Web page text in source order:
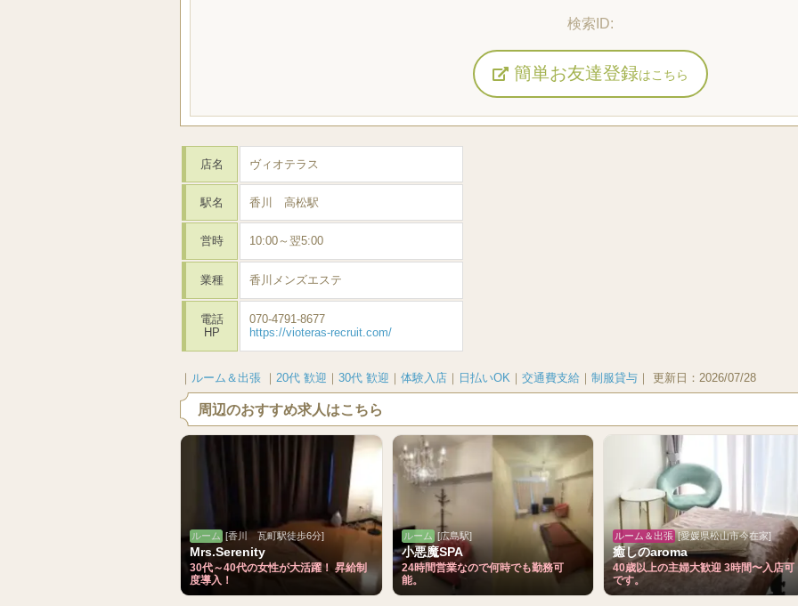
簡単お友達登録はこちら
店名 ヴィオテラス
駅名 香川 高松駅
営時 10:00～翌5:00
業種 香川メンズエステ
電話
HP
070-4791-8677
https://vioteras-recruit.com/
｜ ルーム＆出張 ｜ 20代 歓迎 ｜ 30代 歓迎 ｜ 体験入店 ｜ 日払いOK ｜ 交通費支給 ｜ 制服貸与 ｜ 更新日： 2026/07/28
周辺のおすすめ求人はこちら
ルーム [香川 瓦町駅徒歩6分]
Mrs.Serenity
30代～40代の女性が大活躍！ 昇給制
度導入！
ルーム [広島駅]
小悪魔SPA
24時間営業なので何時でも勤務可
能。
ルーム＆出張[愛媛県松山市今在家]
癒しのaroma
40歳以上の主婦大歓迎 3時間〜入店可
です。